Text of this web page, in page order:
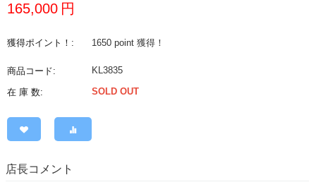
165,000 円
獲得ポイント！: 1650 point 獲得！
商品コード: KL3835
在 庫 数: SOLD OUT
店長コメント